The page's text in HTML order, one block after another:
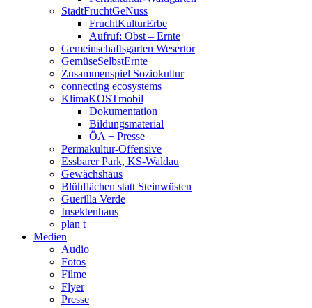
StadtFruchtGeNuss
FruchtKulturErbe
Aufruf: Obst – Ernte
Gemeinschaftsgarten Wesertor
GemüseSelbstErnte
Zusammenspiel Soziokultur
connecting ecosystems
KlimaKOSTmobil
Dokumentation
Bildungsmaterial
ÖA + Presse
Permakultur-Offensive
Essbarer Park, KS-Waldau
Gewächshaus
Blühflächen statt Steinwüsten
Guerilla Verde
Insektenhaus
plan t
Medien
Audio
Fotos
Filme
Flyer
Presse